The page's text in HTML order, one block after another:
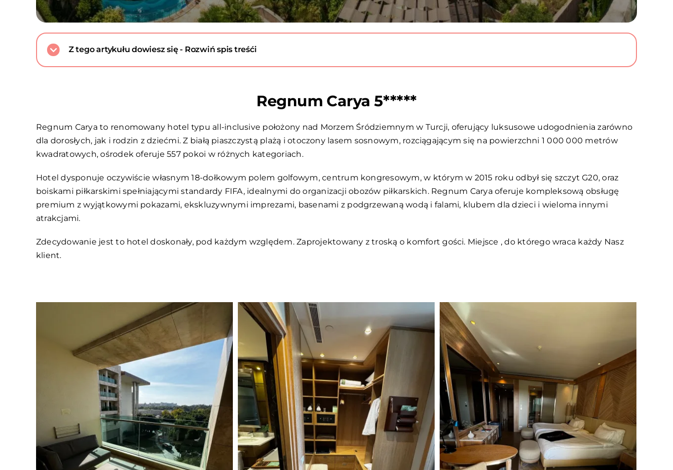
Z tego artykułu dowiesz się - Rozwiń spis treśći
Regnum Carya 5*****
Regnum Carya to renomowany hotel typu all-inclusive położony nad Morzem Śródziemnym w Turcji, oferujący luksusowe udogodnienia zarówno
dla dorosłych, jak i rodzin z dziećmi. Z białą piaszczystą plażą i otoczony lasem sosnowym, rozciągającym się na powierzchni 1 000 000 metrów
kwadratowych, ośrodek oferuje 557 pokoi w różnych kategoriach.
Hotel dysponuje oczywiście własnym 18-dołkowym polem golfowym, centrum kongresowym, w którym w 2015 roku odbył się szczyt G20, oraz
boiskami piłkarskimi spełniającymi standardy FIFA, idealnymi do organizacji obozów piłkarskich. Regnum Carya oferuje kompleksową obsługę
premium z wyjątkowymi pokazami, ekskluzywnymi imprezami, basenami z podgrzewaną wodą i falami, klubem dla dzieci i wieloma innymi
atrakcjami.
Zdecydowanie jest to hotel doskonały, pod każdym względem. Zaprojektowany z troską o komfort gości. Miejsce , do którego wraca każdy Nasz
klient.